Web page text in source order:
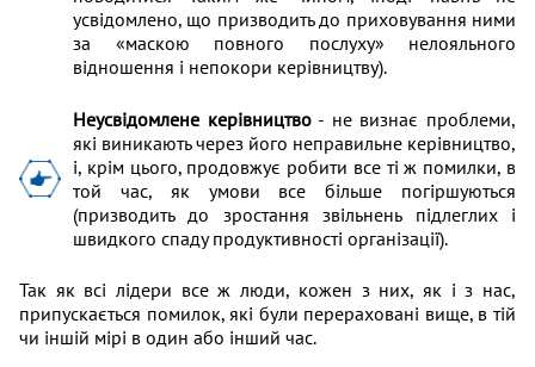
усвідомлено, що призводить до приховування ними
за «маскою повного послуху» нелояльного
відношення і непокори керівництву).
Неусвідомлене керівництво- не визнає проблеми,
які виникають через його неправильне керівництво,
і, крім цього, продовжує робити все ті ж помилки, в
той час, як умови все більше погіршуються
(призводить до зростання звільнень підлеглих і
швидкого спаду продуктивності організації).
Так як всі лідери все ж люди, кожен з них, як і з нас,
припускається помилок, які були перераховані вище, в тій
чи іншій мірі в один або інший час.